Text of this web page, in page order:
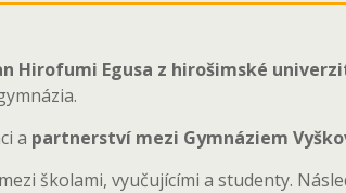
Hirofumi Egusa z hirošimské
a partnerství mezi Gymnáziem
školami, vyučujícími a studenty.